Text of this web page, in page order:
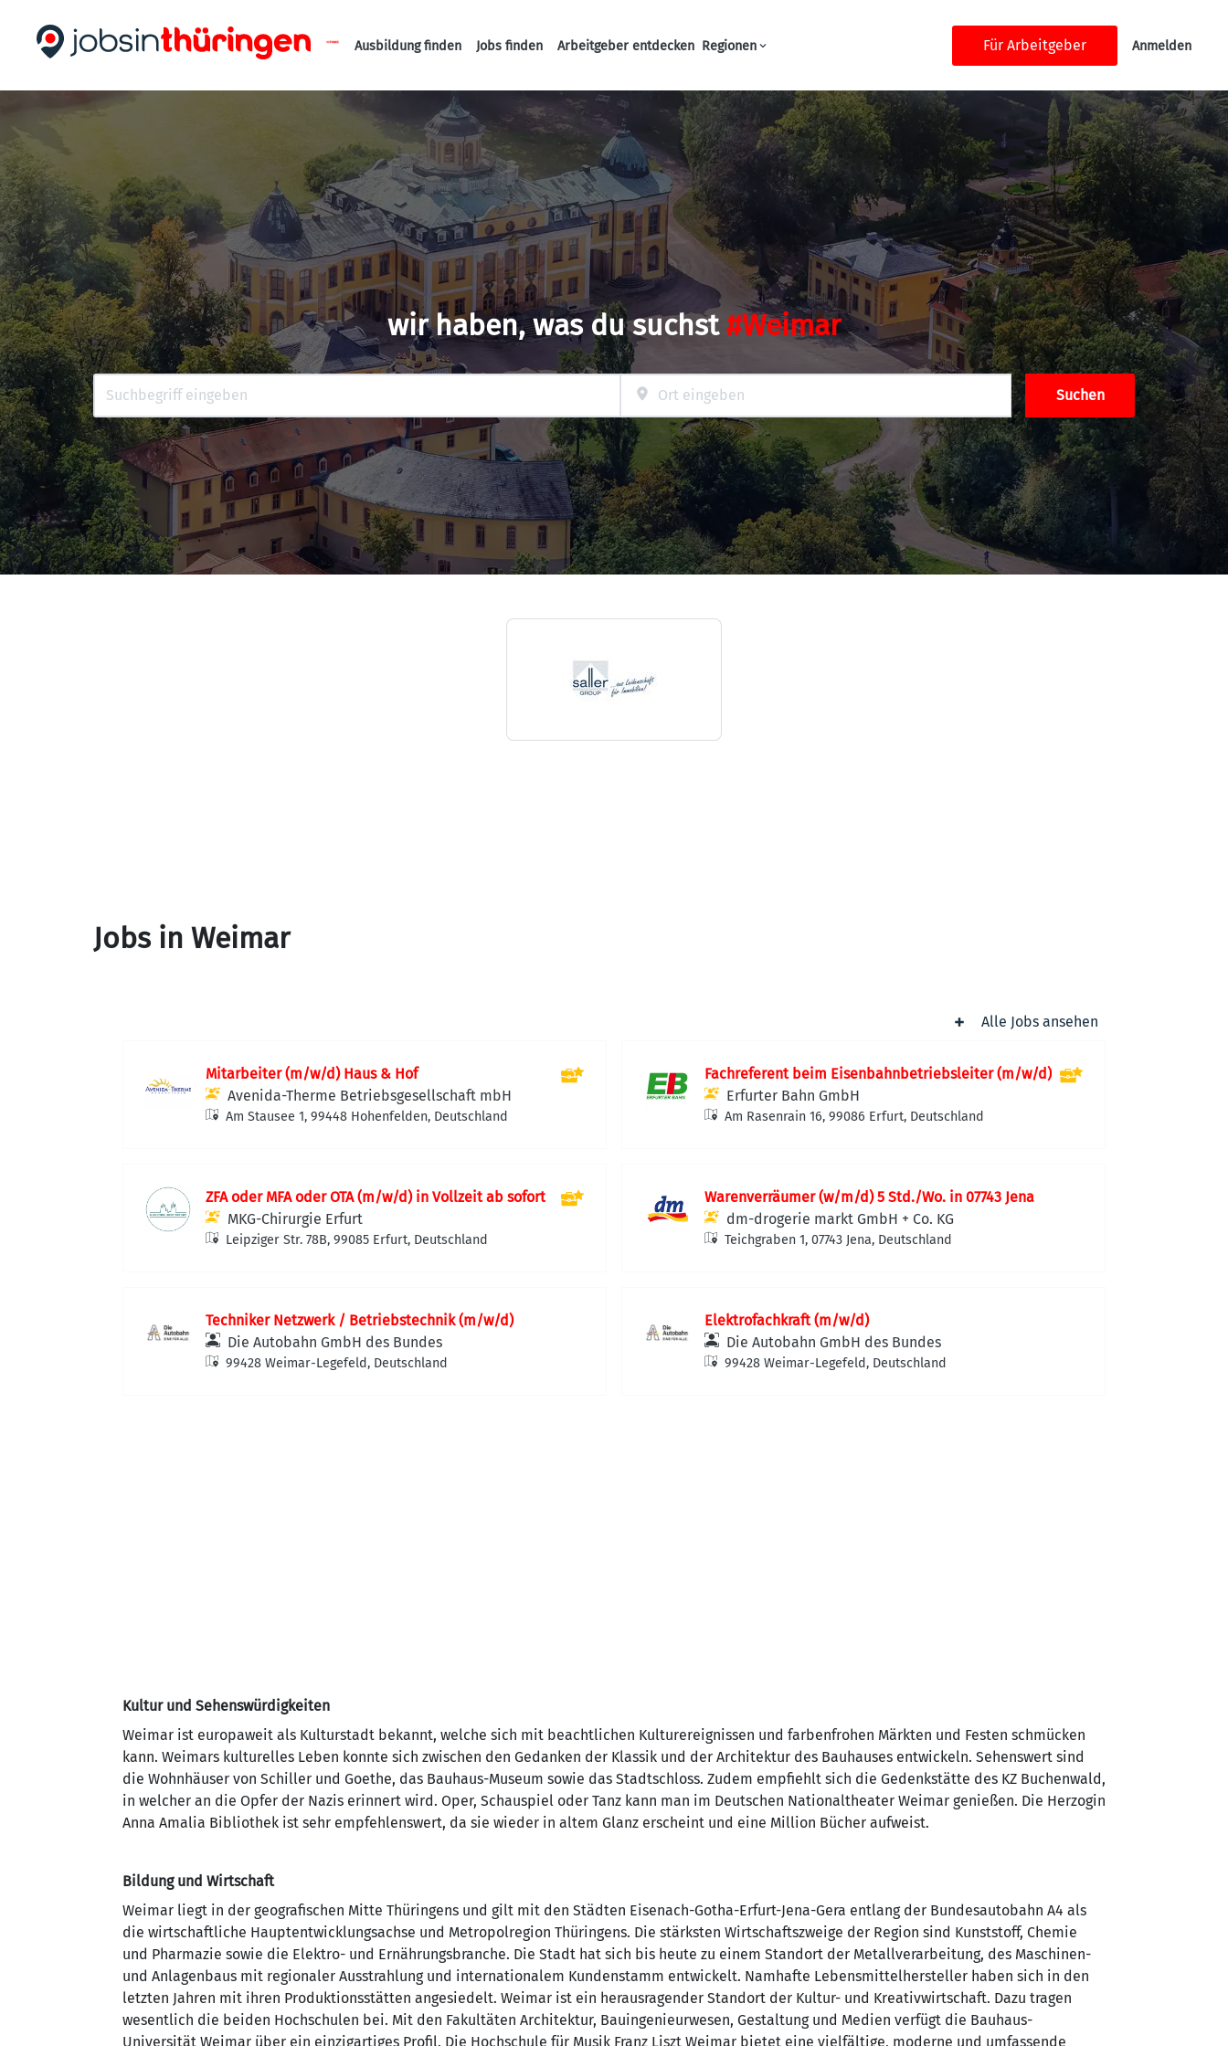
Haupt-Navigation
Ausbildung finden Jobs finden Arbeitgeber entdecken Regionen Für Arbeitgeber Anmelden
wir haben, was du suchst #Weimar
Suchen
Jobs in Weimar
Alle Jobs ansehen
Mitarbeiter (m/w/d) Haus & Hof
Avenida-Therme Betriebsgesellschaft mbH
Am Stausee 1, 99448 Hohenfelden, Deutschland
Fachreferent beim Eisenbahnbetriebsleiter (m/w/d)
Erfurter Bahn GmbH
Am Rasenrain 16, 99086 Erfurt, Deutschland
ZFA oder MFA oder OTA (m/w/d) in Vollzeit ab sofort
MKG-Chirurgie Erfurt
Leipziger Str. 78B, 99085 Erfurt, Deutschland
Warenverräumer (w/m/d) 5 Std./Wo. in 07743 Jena
dm-drogerie markt GmbH + Co. KG
Teichgraben 1, 07743 Jena, Deutschland
Techniker Netzwerk / Betriebstechnik (m/w/d)
Die Autobahn GmbH des Bundes
99428 Weimar-Legefeld, Deutschland
Elektrofachkraft (m/w/d)
Die Autobahn GmbH des Bundes
99428 Weimar-Legefeld, Deutschland
Kultur und Sehenswürdigkeiten
Weimar ist europaweit als Kulturstadt bekannt, welche sich mit beachtlichen Kulturereignissen und farbenfrohen Märkten und Festen schmücken
kann. Weimars kulturelles Leben konnte sich zwischen den Gedanken der Klassik und der Architektur des Bauhauses entwickeln. Sehenswert sind
die Wohnhäuser von Schiller und Goethe, das Bauhaus-Museum sowie das Stadtschloss. Zudem empfiehlt sich die Gedenkstätte des KZ Buchenwald,
in welcher an die Opfer der Nazis erinnert wird. Oper, Schauspiel oder Tanz kann man im Deutschen Nationaltheater Weimar genießen. Die Herzogin
Anna Amalia Bibliothek ist sehr empfehlenswert, da sie wieder in altem Glanz erscheint und eine Million Bücher aufweist.
Bildung und Wirtschaft
Weimar liegt in der geografischen Mitte Thüringens und gilt mit den Städten Eisenach-Gotha-Erfurt-Jena-Gera entlang der Bundesautobahn A4 als
die wirtschaftliche Haupt­entwicklungsachse und Metropolregion Thüringens. Die stärksten Wirtschaftszweige der Region sind Kunststoff, Chemie
und Pharmazie sowie die Elektro- und Ernährungsbranche. Die Stadt hat sich bis heute zu einem Standort der Metallverarbeitung, des Maschinen-
und Anlagenbaus mit regionaler Ausstrahlung und internationalem Kundenstamm entwickelt. Namhafte Lebensmittelhersteller haben sich in den
letzten Jahren mit ihren Produktionsstätten angesiedelt. Weimar ist ein herausragender Standort der Kultur- und Kreativwirtschaft. Dazu tragen
wesentlich die beiden Hochschulen bei. Mit den Fakultäten Architektur, Bauingenieurwesen, Gestaltung und Medien verfügt die Bauhaus-
Universität Weimar über ein einzigartiges Profil. Die Hochschule für Musik Franz Liszt Weimar bietet eine vielfältige, moderne und umfassende